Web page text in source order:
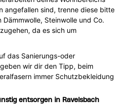
angefallen sind, trenne diese bitte
Steinwolle und Co.
da es sich um
das Sanierungs-oder
wir dir den Tipp, beim
immer Schutzbekleidung
entsorgen in Ravelsbach